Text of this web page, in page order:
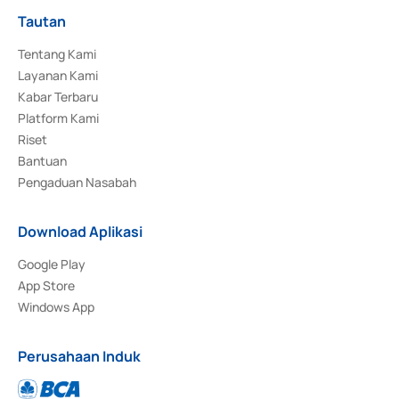
Tautan
Tentang Kami
Layanan Kami
Kabar Terbaru
Platform Kami
Riset
Bantuan
Pengaduan Nasabah
Download Aplikasi
Google Play
App Store
Windows App
Perusahaan Induk